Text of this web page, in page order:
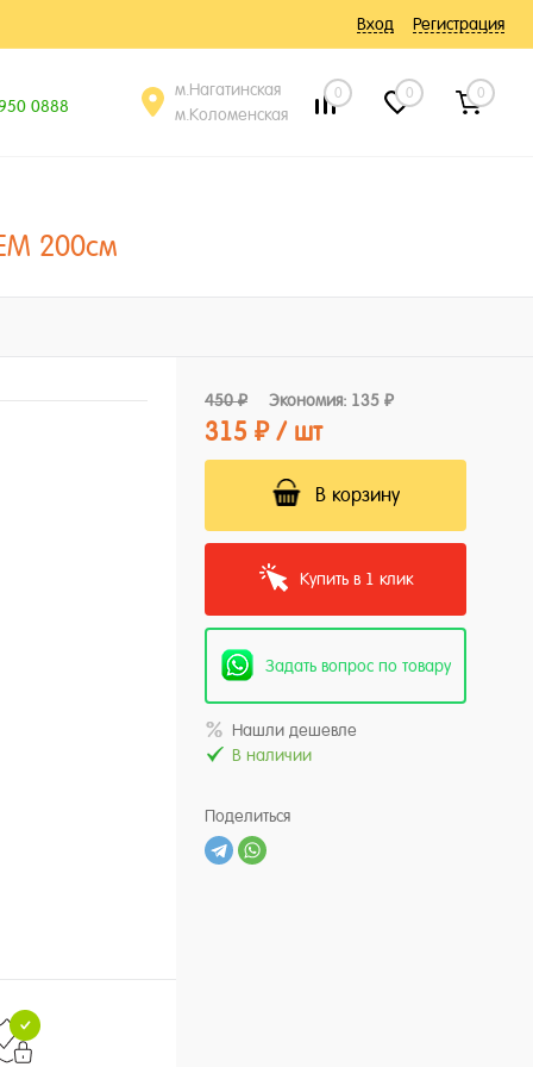
Вход Регистрация
0888
м.Нагатинская
м.Коломенская
0 0 0
200см
450 ₽ Экономия: 135 ₽
315 ₽ / шт
В корзину
Купить в 1 клик
Задать вопрос по товару
Нашли дешевле
В наличии
Поделиться